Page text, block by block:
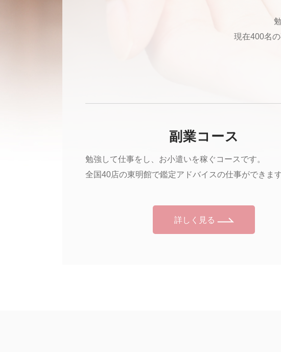
現在400名
副業コース
勉強して仕事をし、お小遣いを稼ぐコースです。
全国40店の東明館で鑑定アドバイスの仕事ができます
詳しく見る